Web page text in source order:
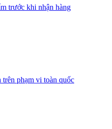
trước khi nhận hàng
trên phạm vi toàn quốc